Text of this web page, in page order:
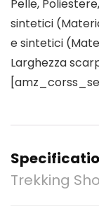
Pelle,
sintetici
e sintetici
Larghezza
Trekking